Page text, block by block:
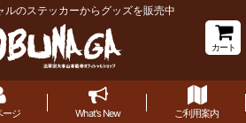
ルのステッカーからグッズを販売中
カート
ージ What's New ご利用案内